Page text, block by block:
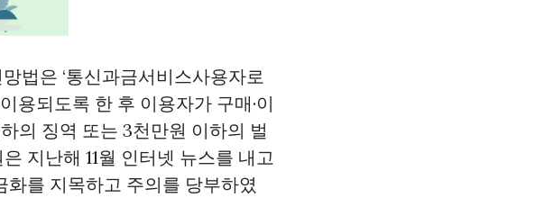
법은 ‘통신과금서비스사용자로
용되도록 한 후 이용자가 구매·이
의 징역 또는 3천만원 이하의 벌
지난해 11월 인터넷 뉴스를 내고
화를 지목하고 주의를 당부하였